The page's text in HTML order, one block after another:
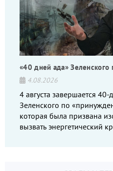
«40 дней ада» Зеленского
4.08.2026
4 августа завершается
Зеленского по
которая была призвана
вызвать энергетический